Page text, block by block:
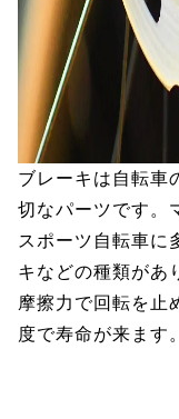
ブレーキは自転車
切なパーツです。
スポーツ自転車に
キなどの種類があ
摩擦力で回転を止
度で寿命が来ます。